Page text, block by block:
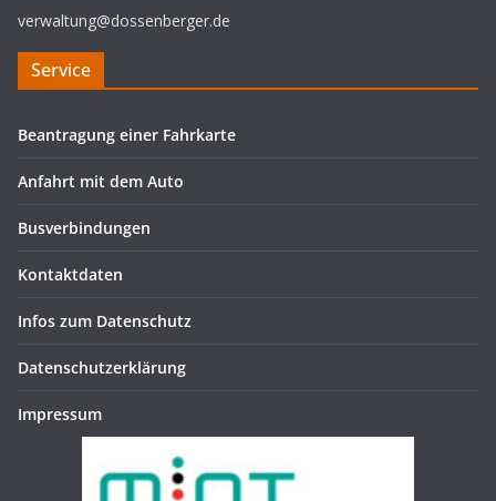
verwaltung@dossenberger.de
Service
Beantragung einer Fahrkarte
Anfahrt mit dem Auto
Busverbindungen
Kontaktdaten
Infos zum Datenschutz
Datenschutzerklärung
Impressum